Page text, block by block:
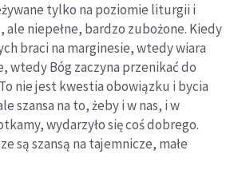
tylko na poziomie liturgii i
niepełne, bardzo zubożone. Kiedy
braci na marginesie, wtedy wiara
wtedy Bóg zaczyna przenikać do
nie jest kwestia obowiązku i bycia
szansa na to, żeby i w nas, i w
wydarzyło się coś dobrego.
są szansą na tajemnicze, małe